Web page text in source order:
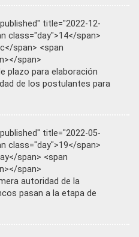
title="2022-12-
class="day">14</span>
span> <span
span>
plazo para elaboración
de los postulantes para
title="2022-05-
class="day">19</span>
span> <span
span>
autoridad de la
pasan a la etapa de